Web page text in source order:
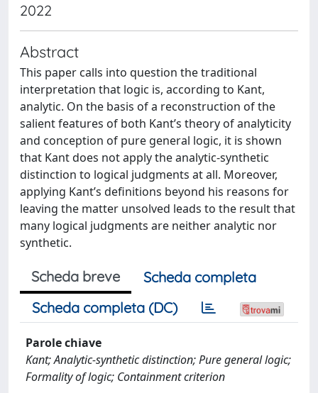
2022
Abstract
This paper calls into question the traditional
interpretation that logic is, according to Kant,
analytic. On the basis of a reconstruction of the
salient features of both Kant’s theory of analyticity
and conception of pure general logic, it is shown
that Kant does not apply the analytic-synthetic
distinction to logical judgments at all. Moreover,
applying Kant’s definitions beyond his reasons for
leaving the matter unsolved leads to the result that
many logical judgments are neither analytic nor
synthetic.
Scheda breve
Scheda completa
Scheda completa (DC)
Parole chiave
Kant; Analytic-synthetic distinction; Pure general logic;
Formality of logic; Containment criterion